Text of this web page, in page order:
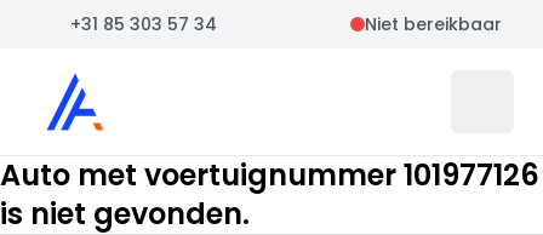
+31 85 303 57 34 Niet bereikbaar
Auto Atlas
Auto met voertuignummer 101977126
is niet gevonden.